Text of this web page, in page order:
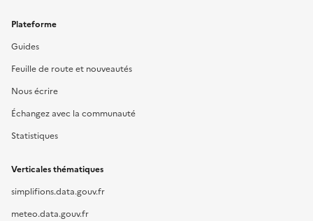
Plateforme
Guides
Feuille de route et nouveautés
Nous écrire
Échangez avec la communauté
Statistiques
Verticales thématiques
simplifions.data.gouv.fr
meteo.data.gouv.fr